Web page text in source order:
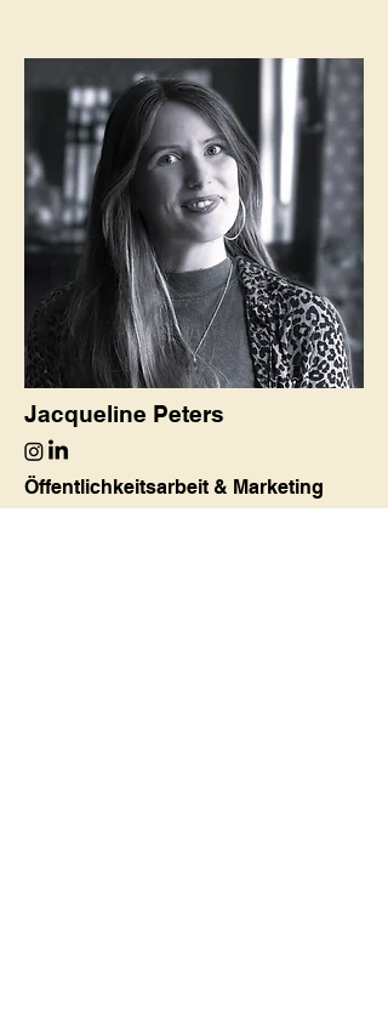
Jacqueline Peters
Öffentlichkeitsarbeit & Marketing